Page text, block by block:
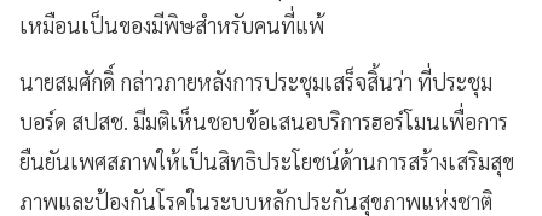
เหมือนเป็นของมีพิษสำหรับคนที่แพ้
นายสมศักดิ์ กล่าวภายหลังการประชุมเสร็จสิ้นว่า ที่ประชุม
บอร์ด สปสช. มีมติเห็นชอบข้อเสนอบริการฮอร์โมนเพื่อการ
ยืนยันเพศสภาพให้เป็นสิทธิประโยชน์ด้านการสร้างเสริมสุข
ภาพและป้องกันโรคในระบบหลักประกันสุขภาพแห่งชาติ